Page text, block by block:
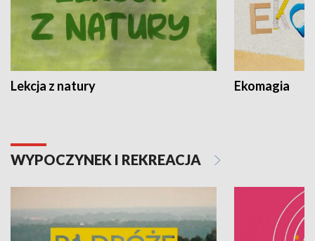
Lekcja z natury Ekomagia
WYPOCZYNEK I REKREACJA